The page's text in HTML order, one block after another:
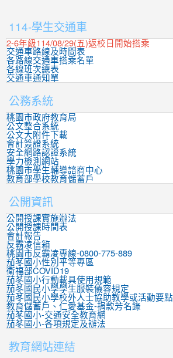
114-學生交通車
2-6年級114/08/29(五)返校日開始搭乘
交通車路線及時間表
各路線交通車搭乘名單
各線班次總表
交通車通知單
公務系統
桃園市政府教育局
公文整合系統
公文大附件下載
會計簽證系統
安全網路認證系統
學力檢測網站
桃園市學生輔導諮商中心
教育部學校教育儲蓄戶
公開資訊
公開授課實施辦法
公開授課時間表
會計報告
反霸凌信箱
桃園市反霸凌專線-0800-775-889
茄苳國小性別平等專區
衛福部COVID19
茄苳國小行動載具使用規範
茄苳國民小學學生服裝儀容規定
茄苳國民小學校外人士協助教學或活動要點
教育儲蓄戶、仁愛基金-捐款芳名錄
茄苳國小-交通安全教育網
茄苳國小-各項規定及辦法
教育網站連結